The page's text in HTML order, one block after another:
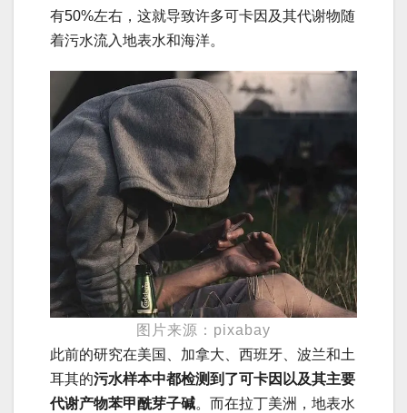
有50%左右，这就导致许多可卡因及其代谢物随
着污水流入地表水和海洋。
图片来源：pixabay
此前的研究在美国、加拿大、西班牙、波兰和土
耳其的污水样本中都检测到了可卡因以及其主要
代谢产物苯甲酰芽子碱。而在拉丁美洲，地表水